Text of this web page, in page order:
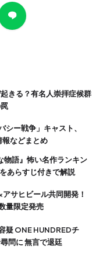
などまとめ
あらすじ付きで解説
量限定発売
問に 無言で退廷